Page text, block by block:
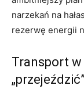
narzekań na
rezerwę energii
Transport